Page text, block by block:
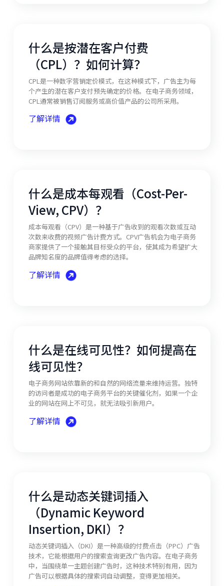
什么是按潜在客户付费
（CPL）？如何计算？
CPL是一种数字营销定价模式，在这种模式下，广告主为每
个产生的潜在客户支付预先确定的价格。在电子商务领域，
CPL通常被销售订阅服务或高价值产品的公司所采用。
了解详情
什么是成本每观看（Cost-Per-
View, CPV）？
成本每观看（CPV）是一种基于广告收到的观看次数或互动
次数来收费的视频广告计费方式。CPV广告机会为电子商务
商家提供了一个接触其目标受众的平台，使其成为希望扩大
品牌知名度的品牌值得考虑的选择。
了解详情
什么是在线可见性？如何提高在
线可见性？
电子商务网站依靠新的和自然的网络流量来维持运营。独特
的访问者是成功的电子商务平台的关键催化剂，如果一个企
业的网站在网上不可见，就无法吸引新用户。
了解详情
什么是动态关键词插入
（Dynamic Keyword
Insertion, DKI）？
动态关键词插入（DKI）是一种高级的付费点击（PPC）广告
技术，它能根据用户的搜索查询更改广告内容。在电子商务
中，当围绕单一主题创建广告时，这种技术特别有用，因为
广告可以根据具体的搜索词自动调整，变得更加相关。